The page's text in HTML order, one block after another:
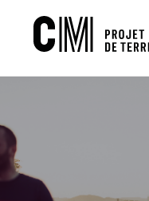
CM
-
Projet